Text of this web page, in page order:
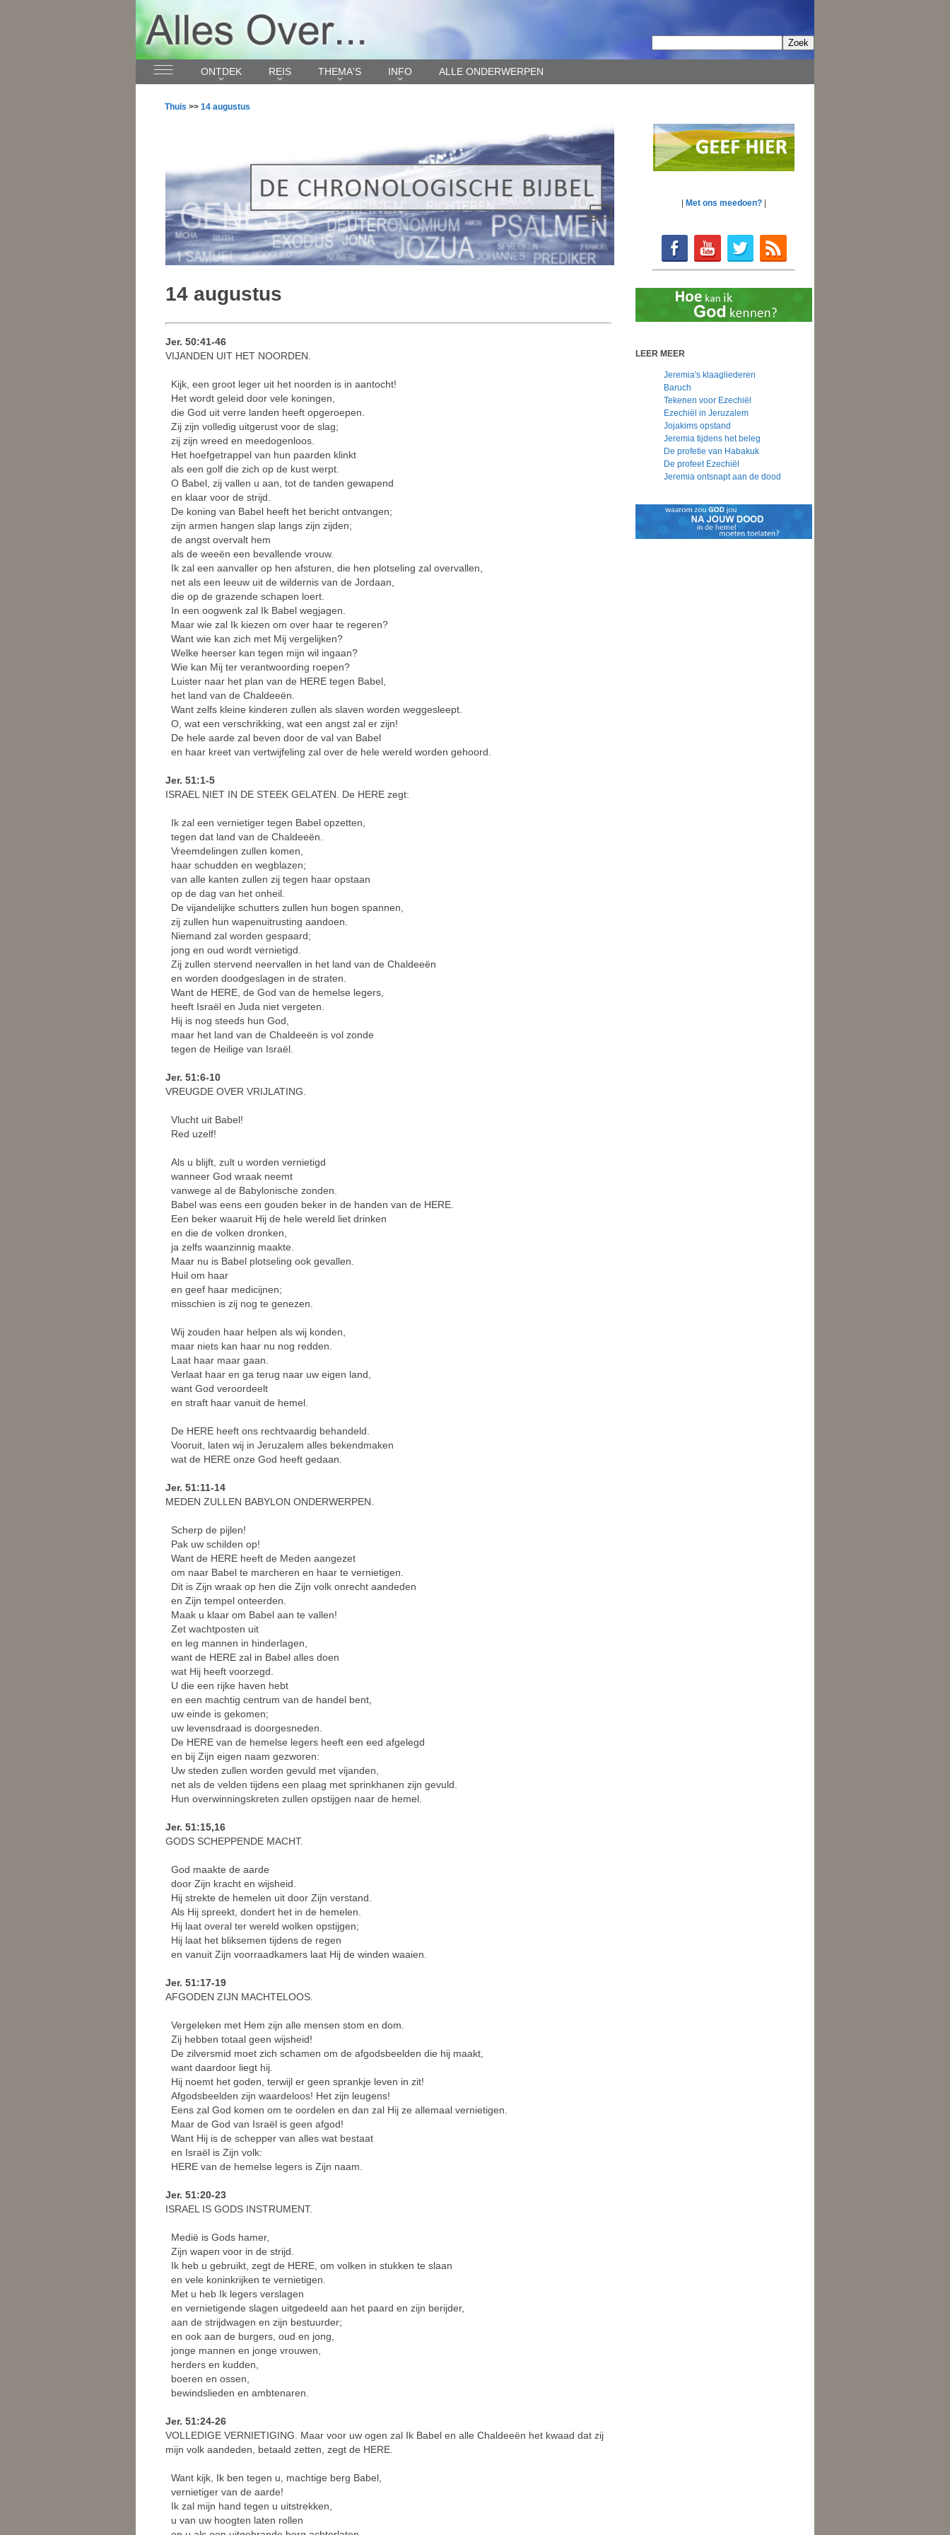
Thuis >> 14 augustus
14 augustus
Jer. 50:41-46
VIJANDEN UIT HET NOORDEN.
Kijk, een groot leger uit het noorden is in aantocht!
Het wordt geleid door vele koningen,
die God uit verre landen heeft opgeroepen.
Zij zijn volledig uitgerust voor de slag;
zij zijn wreed en meedogenloos.
Het hoefgetrappel van hun paarden klinkt
als een golf die zich op de kust werpt.
O Babel, zij vallen u aan, tot de tanden gewapend
en klaar voor de strijd.
De koning van Babel heeft het bericht ontvangen;
zijn armen hangen slap langs zijn zijden;
de angst overvalt hem
als de weeën een bevallende vrouw.
Ik zal een aanvaller op hen afsturen, die hen plotseling zal overvallen,
net als een leeuw uit de wildernis van de Jordaan,
die op de grazende schapen loert.
In een oogwenk zal Ik Babel wegjagen.
Maar wie zal Ik kiezen om over haar te regeren?
Want wie kan zich met Mij vergelijken?
Welke heerser kan tegen mijn wil ingaan?
Wie kan Mij ter verantwoording roepen?
Luister naar het plan van de HERE tegen Babel,
het land van de Chaldeeën.
Want zelfs kleine kinderen zullen als slaven worden weggesleept.
O, wat een verschrikking, wat een angst zal er zijn!
De hele aarde zal beven door de val van Babel
en haar kreet van vertwijfeling zal over de hele wereld worden gehoord.
Jer. 51:1-5
ISRAEL NIET IN DE STEEK GELATEN. De HERE zegt:
Ik zal een vernietiger tegen Babel opzetten,
tegen dat land van de Chaldeeën.
Vreemdelingen zullen komen,
haar schudden en wegblazen;
van alle kanten zullen zij tegen haar opstaan
op de dag van het onheil.
De vijandelijke schutters zullen hun bogen spannen,
zij zullen hun wapenuitrusting aandoen.
Niemand zal worden gespaard;
jong en oud wordt vernietigd.
Zij zullen stervend neervallen in het land van de Chaldeeën
en worden doodgeslagen in de straten.
Want de HERE, de God van de hemelse legers,
heeft Israël en Juda niet vergeten.
Hij is nog steeds hun God,
maar het land van de Chaldeeën is vol zonde
tegen de Heilige van Israël.
Jer. 51:6-10
VREUGDE OVER VRIJLATING.
Vlucht uit Babel!
Red uzelf!
Als u blijft, zult u worden vernietigd
wanneer God wraak neemt
vanwege al de Babylonische zonden.
Babel was eens een gouden beker in de handen van de HERE.
Een beker waaruit Hij de hele wereld liet drinken
en die de volken dronken,
ja zelfs waanzinnig maakte.
Maar nu is Babel plotseling ook gevallen.
Huil om haar
en geef haar medicijnen;
misschien is zij nog te genezen.
Wij zouden haar helpen als wij konden,
maar niets kan haar nu nog redden.
Laat haar maar gaan.
Verlaat haar en ga terug naar uw eigen land,
want God veroordeelt
en straft haar vanuit de hemel.
De HERE heeft ons rechtvaardig behandeld.
Vooruit, laten wij in Jeruzalem alles bekendmaken
wat de HERE onze God heeft gedaan.
Jer. 51:11-14
MEDEN ZULLEN BABYLON ONDERWERPEN.
Scherp de pijlen!
Pak uw schilden op!
Want de HERE heeft de Meden aangezet
om naar Babel te marcheren en haar te vernietigen.
Dit is Zijn wraak op hen die Zijn volk onrecht aandeden
en Zijn tempel onteerden.
Maak u klaar om Babel aan te vallen!
Zet wachtposten uit
en leg mannen in hinderlagen,
want de HERE zal in Babel alles doen
wat Hij heeft voorzegd.
U die een rijke haven hebt
en een machtig centrum van de handel bent,
uw einde is gekomen;
uw levensdraad is doorgesneden.
De HERE van de hemelse legers heeft een eed afgelegd
en bij Zijn eigen naam gezworen:
Uw steden zullen worden gevuld met vijanden,
net als de velden tijdens een plaag met sprinkhanen zijn gevuld.
Hun overwinningskreten zullen opstijgen naar de hemel.
Jer. 51:15,16
GODS SCHEPPENDE MACHT.
God maakte de aarde
door Zijn kracht en wijsheid.
Hij strekte de hemelen uit door Zijn verstand.
Als Hij spreekt, dondert het in de hemelen.
Hij laat overal ter wereld wolken opstijgen;
Hij laat het bliksemen tijdens de regen
en vanuit Zijn voorraadkamers laat Hij de winden waaien.
Jer. 51:17-19
AFGODEN ZIJN MACHTELOOS.
Vergeleken met Hem zijn alle mensen stom en dom.
Zij hebben totaal geen wijsheid!
De zilversmid moet zich schamen om de afgodsbeelden die hij maakt,
want daardoor liegt hij.
Hij noemt het goden, terwijl er geen sprankje leven in zit!
Afgodsbeelden zijn waardeloos! Het zijn leugens!
Eens zal God komen om te oordelen en dan zal Hij ze allemaal vernietigen.
Maar de God van Israël is geen afgod!
Want Hij is de schepper van alles wat bestaat
en Israël is Zijn volk:
HERE van de hemelse legers is Zijn naam.
Jer. 51:20-23
ISRAEL IS GODS INSTRUMENT.
Medië is Gods hamer,
Zijn wapen voor in de strijd.
Ik heb u gebruikt, zegt de HERE, om volken in stukken te slaan
en vele koninkrijken te vernietigen.
Met u heb Ik legers verslagen
en vernietigende slagen uitgedeeld aan het paard en zijn berijder,
aan de strijdwagen en zijn bestuurder;
en ook aan de burgers, oud en jong,
jonge mannen en jonge vrouwen,
herders en kudden,
boeren en ossen,
bewindslieden en ambtenaren.
Jer. 51:24-26
VOLLEDIGE VERNIETIGING. Maar voor uw ogen zal Ik Babel en alle Chaldeeën het kwaad dat zij
mijn volk aandeden, betaald zetten, zegt de HERE.
Want kijk, Ik ben tegen u, machtige berg Babel,
vernietiger van de aarde!
Ik zal mijn hand tegen u uitstrekken,
u van uw hoogten laten rollen
Met ons meedoen?
LEER MEER
Jeremia's klaagliederen
Baruch
Tekenen voor Ezechiël
Ezechiël in Jeruzalem
Jojakims opstand
Jeremia tijdens het beleg
De profetie van Habakuk
De profeet Ezechiël
Jeremia ontsnapt aan de dood
ONTDEK REIS THEMA'S INFO ALLE ONDERWERPEN